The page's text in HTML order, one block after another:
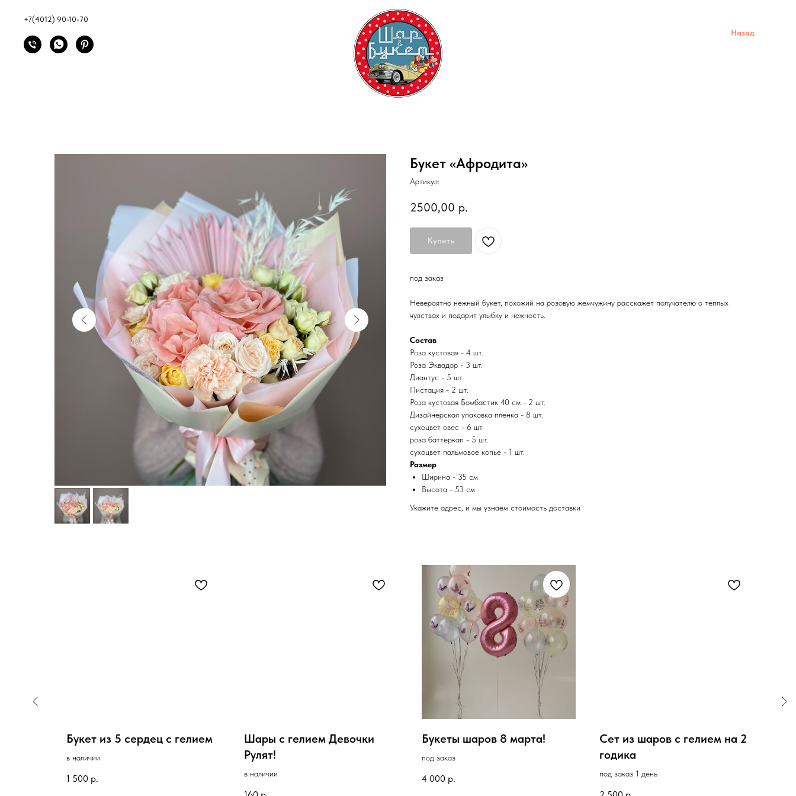
+7(4012) 90-10-70
Назад
Букет «Афродита»
Артикул:
2500,00 р.
Купить
под заказ
Невероятно нежный букет, похожий на розовую жемчужину расскажет получателю о теплых
чувствах и подарит улыбку и нежность.
Состав
Роза кустовая - 4 шт.
Роза Эквадор - 3 шт.
Диантус - 5 шт.
Пистация - 2 шт.
Роза кустовая Бомбастик 40 см - 2 шт.
Дизайнерская упаковка пленка - 8 шт.
сухоцвет овес - 6 шт.
роза баттеркап - 5 шт.
сухоцвет пальмовое копье - 1 шт.
Размер
Ширина - 35 см
Высота - 53 см
Укажите адрес, и мы узнаем стоимость доставки
Букет из 5 сердец с гелием
в наличии
1 500 р.
Шары с гелием Девочки
Рулят!
в наличии
Букеты шаров 8 марта!
под заказ
4 000 р.
Сет из шаров с гелием на 2
годика
под заказ 1 день